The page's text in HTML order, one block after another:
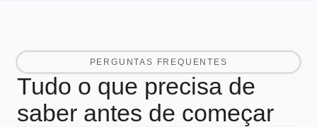
PERGUNTAS FREQUENTES
Tudo o que precisa de
saber antes de começar